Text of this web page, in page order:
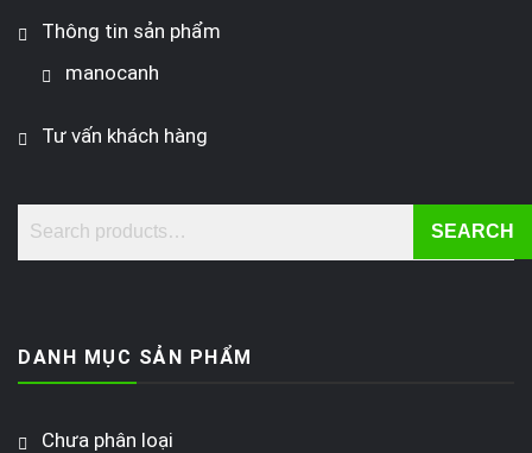
Thông tin sản phẩm
manocanh
Tư vấn khách hàng
SEARCH
DANH MỤC SẢN PHẨM
Chưa phân loại